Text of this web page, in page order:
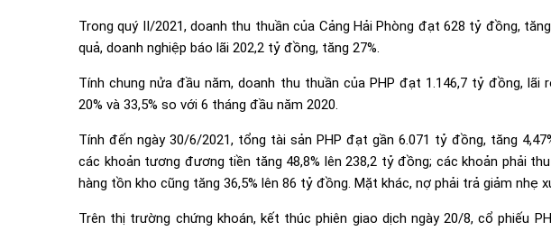
Trong quý II/2021, doanh thu thuần của Cảng Hải Phòng đạt 628 tỷ đồng,
quả, doanh nghiệp báo lãi 202,2 tỷ đồng, tăng 27%.
Tính chung nửa đầu năm, doanh thu thuần của PHP đạt 1.146,7 tỷ đồng,
20% và 33,5% so với 6 tháng đầu năm 2020.
Tính đến ngày 30/6/2021, tổng tài sản PHP đạt gần 6.071 tỷ đồng, tăng
các khoản tương đương tiền tăng 48,8% lên 238,2 tỷ đồng; các khoản phải
hàng tồn kho cũng tăng 36,5% lên 86 tỷ đồng. Mặt khác, nợ phải trả giảm nhẹ
Trên thị trường chứng khoán, kết thúc phiên giao dịch ngày 20/8, cổ phiếu